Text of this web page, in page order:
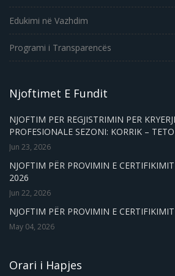
Edukimi në Vazhdim
Programi i Transparencës
Njoftimet E Fundit
NJOFTIM PER REGJISTRIMIN PER
PROFESIONALE SEZONI: KORRIK –
Jun 23, 2026
NJOFTIM PËR PROVIMIN E
2026
Jun 22, 2026
NJOFTIM PËR PROVIMIN E
May 04, 2026
Orari i Hapjes